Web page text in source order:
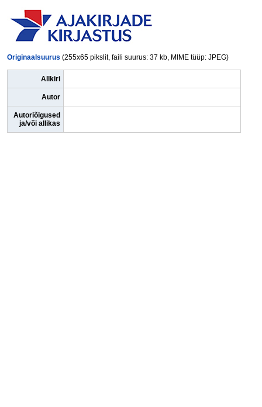
Originaalsuurus (255x65 pikslit, faili suurus: 37 kb, MIME tüüp: JPEG)
Allkiri
Autor
Autoriõigused
ja/või allikas